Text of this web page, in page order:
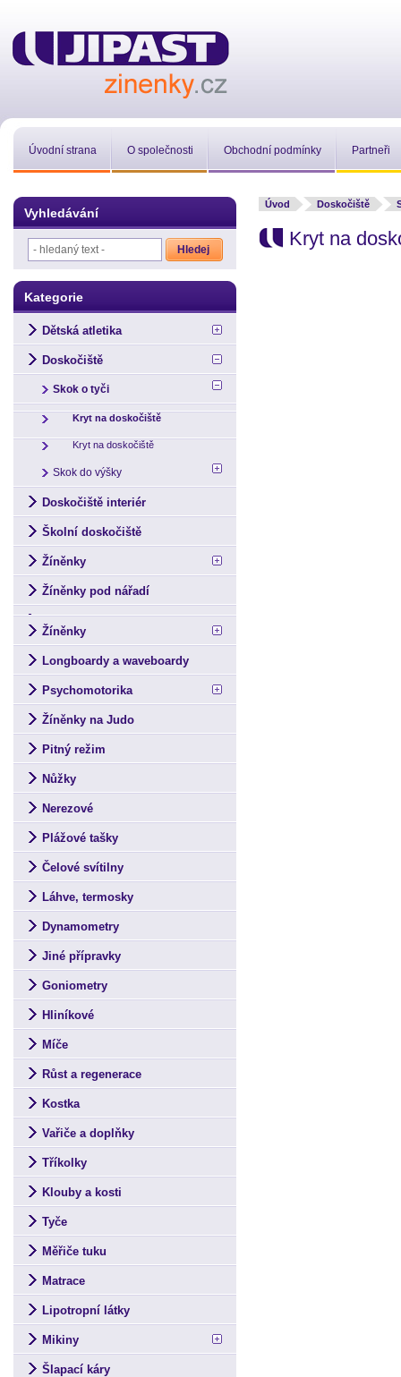
Úvodní strana O společnosti Obchodní podmínky Partneři
Úvod Doskočiště
Kryt na
Vyhledávání
Kategorie
Dětská atletika
Doskočiště
Skok o tyči
Kryt na doskočiště
Kryt na doskočiště
Skok do výšky
Doskočiště interiér
Školní doskočiště
Žíněnky
Žíněnky pod nářadí
Žíněnky
Longboardy a waveboardy
Psychomotorika
Žíněnky na Judo
Pitný režim
Nůžky
Nerezové
Plážové tašky
Čelové svítilny
Láhve, termosky
Dynamometry
Jiné přípravky
Goniometry
Hliníkové
Míče
Růst a regenerace
Kostka
Vařiče a doplňky
Tříkolky
Klouby a kosti
Tyče
Měřiče tuku
Matrace
Lipotropní látky
Mikiny
Šlapací káry